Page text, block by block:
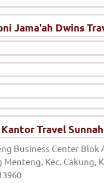
Jama'ah Dwins
Travel
Business Center Blok
Menteng, Kec. Cakung,